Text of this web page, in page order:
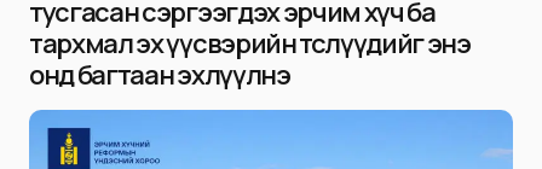
тусгасан сэргээгдэх эрчим хүч ба
тархмал эх үүсвэрийн төслүүдийг энэ
онд багтаан эхлүүлнэ